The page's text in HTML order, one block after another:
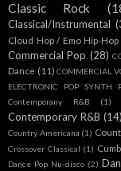
Classic Rock
Classical/Instrumental
Cloud Hop / Emo Hip-Hop
Commercial Pop (28)
Dance (11) COMMERCIAL
ELECTRONIC POP SYNTH
Contemporany R&B (1)
Contemporary R&B (14)
Country Americana (1)
Crossover Classical (1)
Dance Pop Nu-disco (2)